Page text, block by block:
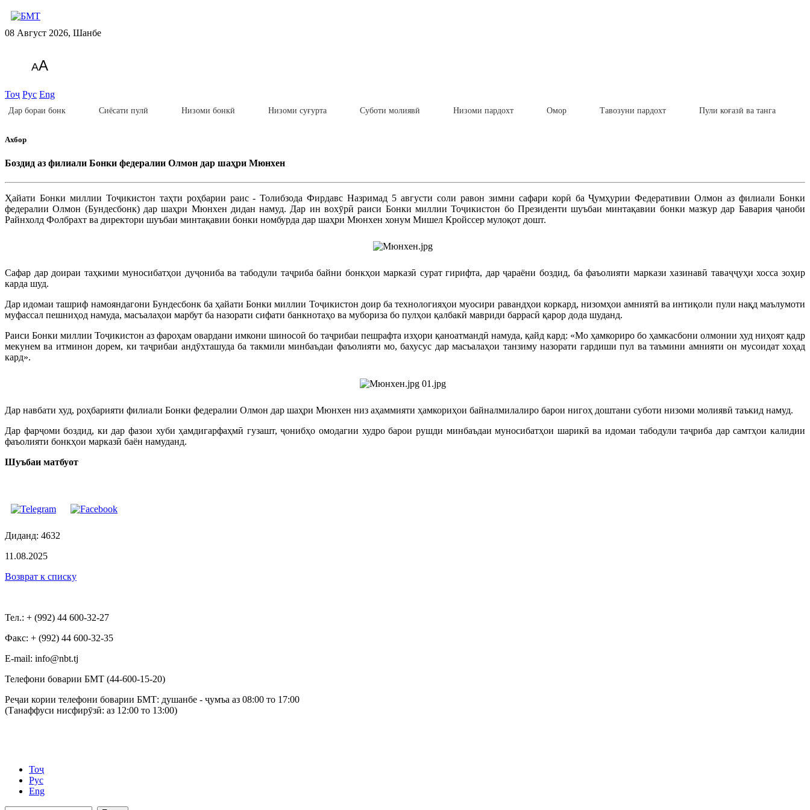
08 Август 2026, Шанбе
AA
Тоҷ Рус Eng
Дар бораи бонк Сиёсати пулӣ Низоми бонкӣ Низоми суғурта Суботи молиявӣ Низоми пардохт Омор Тавозуни пардохт Пули коғазӣ ва танга
Ахбор
Боздид аз филиали Бонки федералии Олмон дар шаҳри Мюнхен
Ҳайати Бонки миллии Тоҷикистон таҳти роҳбарии раис - Толибзода Фирдавс Назримад 5 августи соли равон зимни сафари корӣ ба Ҷумҳурии Федеративии Олмон аз филиали Бонки
федералии Олмон (Бундесбонк) дар шаҳри Мюнхен дидан намуд. Дар ин вохӯрӣ раиси Бонки миллии Тоҷикистон бо Президенти шуъбаи минтақавии бонки мазкур дар Бавария ҷаноби
Райнхолд Фолбрахт ва директори шуъбаи минтақавии бонки номбурда дар шаҳри Мюнхен хонум Мишел Кройссер мулоқот дошт.
Сафар дар доираи таҳкими муносибатҳои дуҷониба ва табодули таҷриба байни бонкҳои марказӣ сурат гирифта, дар ҷараёни боздид, ба фаъолияти маркази хазинавӣ таваҷҷуҳи хосса зоҳир
карда шуд.
Дар идомаи ташриф намояндагони Бундесбонк ба ҳайати Бонки миллии Тоҷикистон доир ба технологияҳои муосири равандҳои коркард, низомҳои амниятӣ ва интиқоли пули нақд маълумоти
муфассал пешниҳод намуда, масъалаҳои марбут ба назорати сифати банкнотаҳо ва мубориза бо пулҳои қалбакӣ мавриди баррасӣ қарор дода шуданд.
Раиси Бонки миллии Тоҷикистон аз фароҳам овардани имкони шиносоӣ бо таҷрибаи пешрафта изҳори қаноатмандӣ намуда, қайд кард: «Мо ҳамкориро бо ҳамкасбони олмонии худ ниҳоят қадр
мекунем ва итминон дорем, ки таҷрибаи андӯхташуда ба такмили минбаъдаи фаъолияти мо, бахусус дар масъалаҳои танзиму назорати гардиши пул ва таъмини амнияти он мусоидат хоҳад
кард».
Дар навбати худ, роҳбарияти филиали Бонки федералии Олмон дар шаҳри Мюнхен низ аҳаммияти ҳамкориҳои байналмилалиро барои нигоҳ доштани суботи низоми молиявӣ таъкид намуд.
Дар фарҷоми боздид, ки дар фазои хуби ҳамдигарфаҳмӣ гузашт, ҷонибҳо омодагии худро барои рушди минбаъдаи муносибатҳои шарикӣ ва идомаи табодули таҷриба дар самтҳои калидии
фаъолияти бонкҳои марказӣ баён намуданд.
Шуъбаи матбуот
Диданд: 4632
11.08.2025
Возврат к списку
Тел.: + (992) 44 600-32-27
Факс: + (992) 44 600-32-35
Е-mail: info@nbt.tj
Телефони боварии БМТ (44-600-15-20)
Реҷаи кории телефони боварии БМТ: душанбе - ҷумъа аз 08:00 то 17:00
(Танаффуси нисфирӯзӣ: аз 12:00 то 13:00)
Тоҷ
Рус
Eng